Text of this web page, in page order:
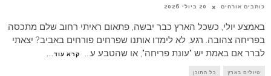
כותבים אורחים 20 ביולי 2026
באמצע יולי, כשכל הארץ כבר יבשה, פתאום ראיתי רחוב שלם מתכסה
בפריחה צהובה. רגע, לא לימדו אותנו שפרחים פורחים באביב? יצאתי
לברר אם באמת יש "עונת פריחה", או שהטבע ע... קרא עוד...
טיולים בארץ כל התוכן